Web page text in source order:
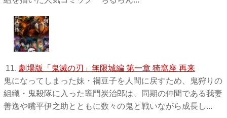
11. 劇場版「鬼滅の刃」無限城編 第一章 猗窩座 再来
鬼になってしまった妹・禰󠄀豆子を人間に戻すため、鬼狩りの
組織・鬼殺隊に入った竈門炭治郎は、同期の仲間である我妻
善逸や嘴平伊之助とともに数々の鬼と戦いながら成長し...